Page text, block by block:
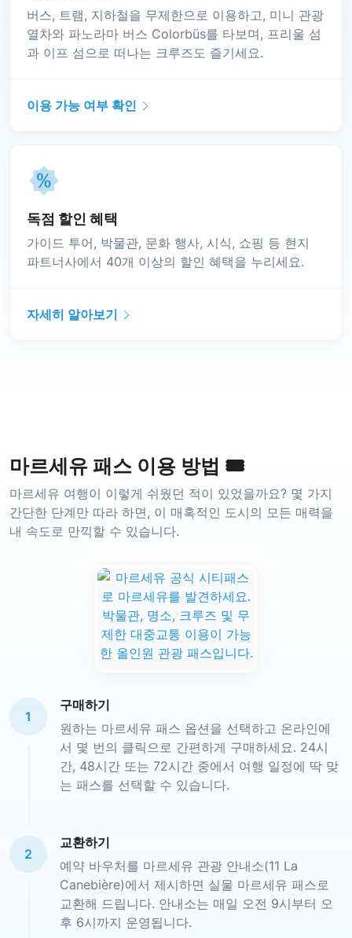
버스, 트램, 지하철을 무제한으로 이용하고, 미니 관광
열차와 파노라마 버스 Colorbüs를 타보며, 프리울 섬
과 이프 섬으로 떠나는 크루즈도 즐기세요.
이용 가능 여부 확인
독점 할인 혜택
가이드 투어, 박물관, 문화 행사, 시식, 쇼핑 등 현지
파트너사에서 40개 이상의 할인 혜택을 누리세요.
자세히 알아보기
마르세유 패스 이용 방법 🎟️
마르세유 여행이 이렇게 쉬웠던 적이 있었을까요? 몇 가지
간단한 단계만 따라 하면, 이 매혹적인 도시의 모든 매력을
내 속도로 만끽할 수 있습니다.
1
구매하기
원하는 마르세유 패스 옵션을 선택하고 온라인에
서 몇 번의 클릭으로 간편하게 구매하세요. 24시
간, 48시간 또는 72시간 중에서 여행 일정에 딱 맞
는 패스를 선택할 수 있습니다.
2
교환하기
예약 바우처를 마르세유 관광 안내소(11 La
Canebière)에서 제시하면 실물 마르세유 패스로
교환해 드립니다. 안내소는 매일 오전 9시부터 오
후 6시까지 운영됩니다.